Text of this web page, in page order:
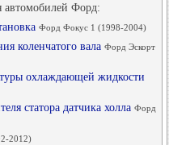
автомобилей Форд:
Форд Фокус 1 (1998-2004)
коленчатого вала Форд Эскорт
охлаждающей жидкости
статора датчика холла Форд
2012)